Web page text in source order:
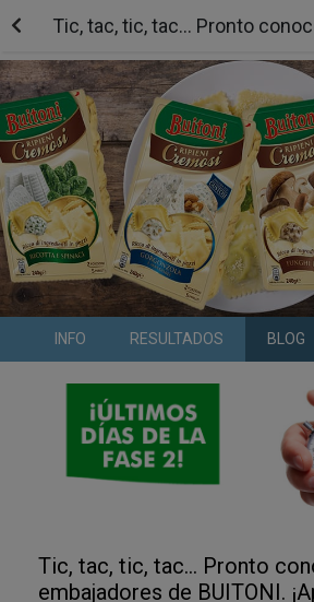
Tic, tac, tic, tac... Pronto
INFO RESULTADOS BLOG
Tic, tac, tic, tac... Pronto
embajadores de BUITONI.